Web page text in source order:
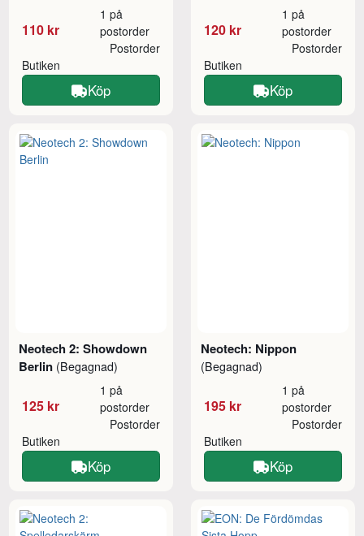
110 kr
1 på
postorder
Butiken
Postorder
Köp
120 kr
1 på
postorder
Butiken
Postorder
Köp
Neotech 2: Showdown
Berlin (Begagnad)
125 kr
1 på
postorder
Butiken
Postorder
Köp
Neotech: Nippon
(Begagnad)
195 kr
1 på
postorder
Butiken
Postorder
Köp